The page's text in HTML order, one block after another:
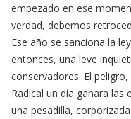
empezado en ese
verdad, debemos
Ese año se sanciona la
entonces, una leve
conservadores. El
Radical un día ganara las
una pesadilla,